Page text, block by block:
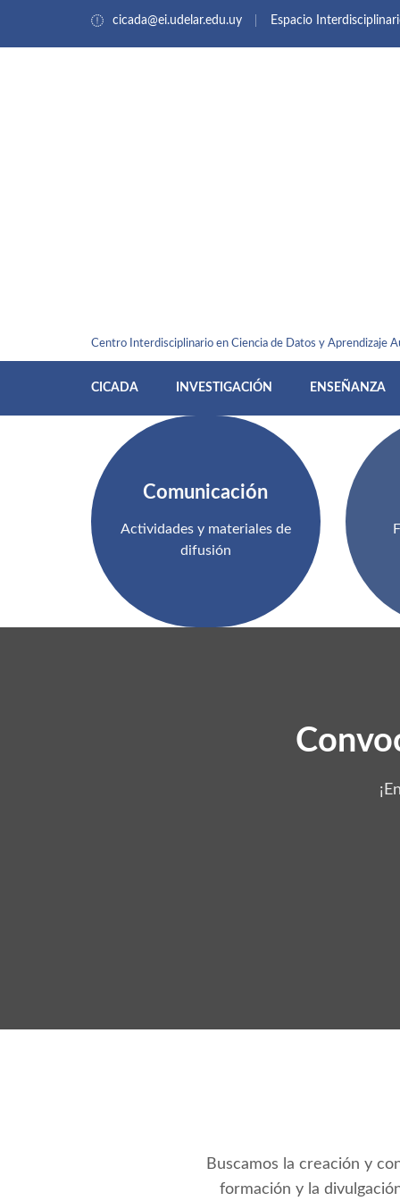
cicada@ei.udelar.edu.uy Espacio
Centro Interdisciplinario en Ciencia de Datos y Aprendizaje
CICADA INVESTIGACIÓN ENSEÑANZA
Comunicación
Actividades y materiales de
difusión
Buscamos la creación y
formación y la